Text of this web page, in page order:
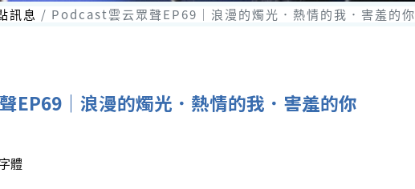
訊息 Podcast雲云眾聲EP69｜浪漫的燭光．熱情的我．害羞的你
EP69｜浪漫的燭光．熱情的我．害羞的你
體